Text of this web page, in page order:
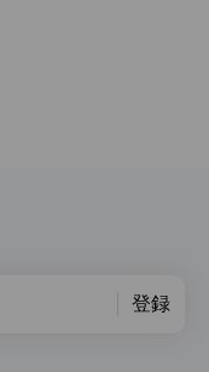
登録